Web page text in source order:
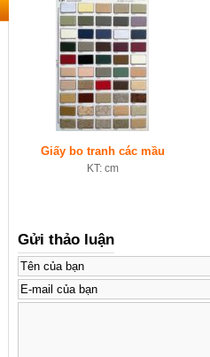
Giấy bo tranh các mầu
KT: cm
Gửi thảo luận